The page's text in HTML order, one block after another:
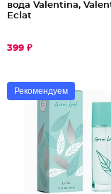
вода Valentina,
Eclat
399 ₽
Рекомендуем